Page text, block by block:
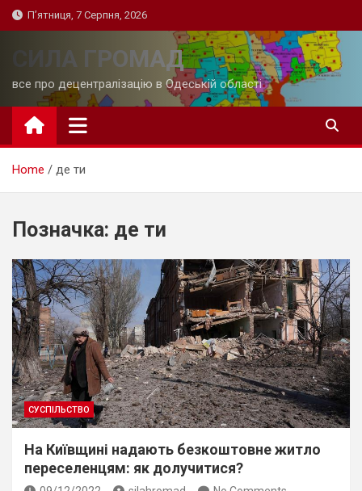
Skip
to
П’ятниця, 7 Серпня, 2026
СИЛА ГРОМАД
все про децентралізацію в Одеській області
Home де ти
Позначка: де ти
СУСПІЛЬСТВО
На Київщині надають безкоштовне житло
переселенцям: як долучитися?